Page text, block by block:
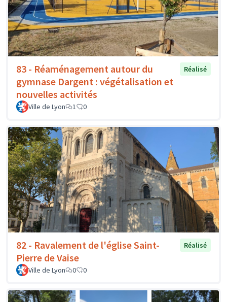
83 - Réaménagement autour du
gymnase Dargent : végétalisation et
nouvelles activités
Réalisé
Ville de Lyon 1 0
82 - Ravalement de l'église Saint-
Pierre de Vaise
Réalisé
Ville de Lyon 0 0